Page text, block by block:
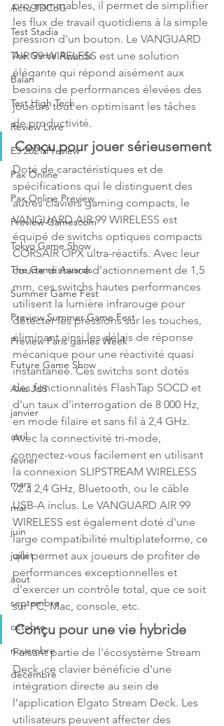
Actu 1DCoG
Test Stadia
The Game Awards
Balan
Test High Tech
Review Livre
E3 2021 Preview
Pax Online
Pax Online Preview
Preview Gamescom
Tokyo Game Show
The Game Awards
Summer Game Fest
Preview Summer Game Fest
Preview Paris games Week
Future Game Show
Avis JdS
janvier
avril
fevrier
mars
mai
juin
juillet
aout
septembre
octobre
novembre
décembre
programmables, il permet de simplifier
les flux de travail quotidiens à la simple
pression d'un bouton. Le VANGUARD
AIR 99 WIRELESS est une solution
élégante qui répond aisément aux
besoins de performances élevées des
joueurs tout en optimisant les tâches
de productivité.
Conçu pour jouer sérieusement
Doté de caractéristiques et de
spécifications qui le distinguent des
autres claviers gaming compacts, le
VANGUARD AIR 99 WIRELESS est
équipé de switchs optiques compacts
CORSAIR OPX ultra-réactifs. Avec leur
courte distance d'actionnement de 1,5
mm, ces switchs hautes performances
utilisent la lumière infrarouge pour
détecter les pressions sur les touches,
éliminant ainsi les délais de réponse
mécanique pour une réactivité quasi
instantanée. Ces switchs sont dotés
des fonctionnalités FlashTap SOCD et
d’un taux d’interrogation de 8 000 Hz,
en mode filaire et sans fil à 2,4 GHz.
Avec la connectivité tri-mode,
connectez-vous facilement en utilisant
la connexion SLIPSTREAM WIRELESS
v2 à 2,4 GHz, Bluetooth, ou le câble
USB-A inclus. Le VANGUARD AIR 99
WIRELESS est également doté d'une
large compatibilité multiplateforme, ce
qui permet aux joueurs de profiter de
performances exceptionnelles et
d'exercer un contrôle total, que ce soit
sur PC, Mac, console, etc.
Conçu pour une vie hybride
Faisant partie de l'écosystème Stream
Deck, ce clavier bénéficie d'une
intégration directe au sein de
l’application Elgato Stream Deck. Les
utilisateurs peuvent affecter des